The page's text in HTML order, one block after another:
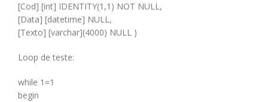
[Cod] [int] IDENTITY(1,1) NOT NULL,
[Data] [datetime] NULL,
[Texto] [varchar](4000) NULL )
Loop de teste:
while 1=1
begin